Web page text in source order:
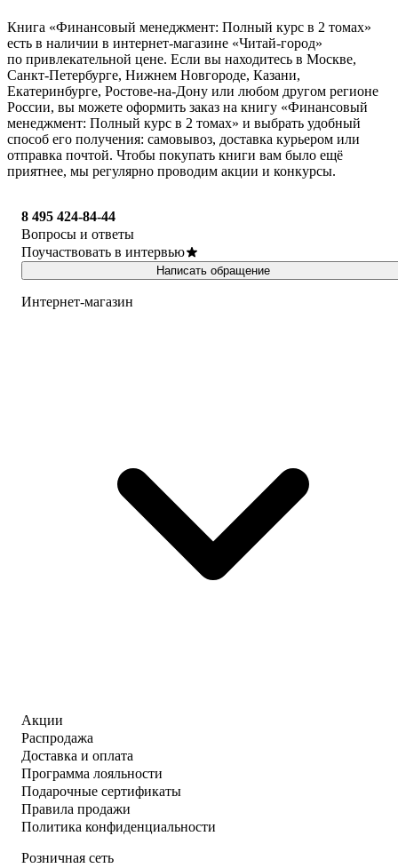
Книга «Финансовый менеджмент: Полный курс в 2 томах»
есть в наличии в интернет-магазине «Читай-город»
по привлекательной цене. Если вы находитесь в Москве,
Санкт-Петербурге, Нижнем Новгороде, Казани,
Екатеринбурге, Ростове-на-Дону или любом другом регионе
России, вы можете оформить заказ на книгу «Финансовый
менеджмент: Полный курс в 2 томах» и выбрать удобный
способ его получения: самовывоз, доставка курьером или
отправка почтой. Чтобы покупать книги вам было ещё
приятнее, мы регулярно проводим акции и конкурсы.
8 495 424-84-44
Вопросы и ответы
Поучаствовать в интервью
Написать обращение
Интернет-магазин
Акции
Распродажа
Доставка и оплата
Программа лояльности
Подарочные сертификаты
Правила продажи
Политика конфиденциальности
Розничная сеть